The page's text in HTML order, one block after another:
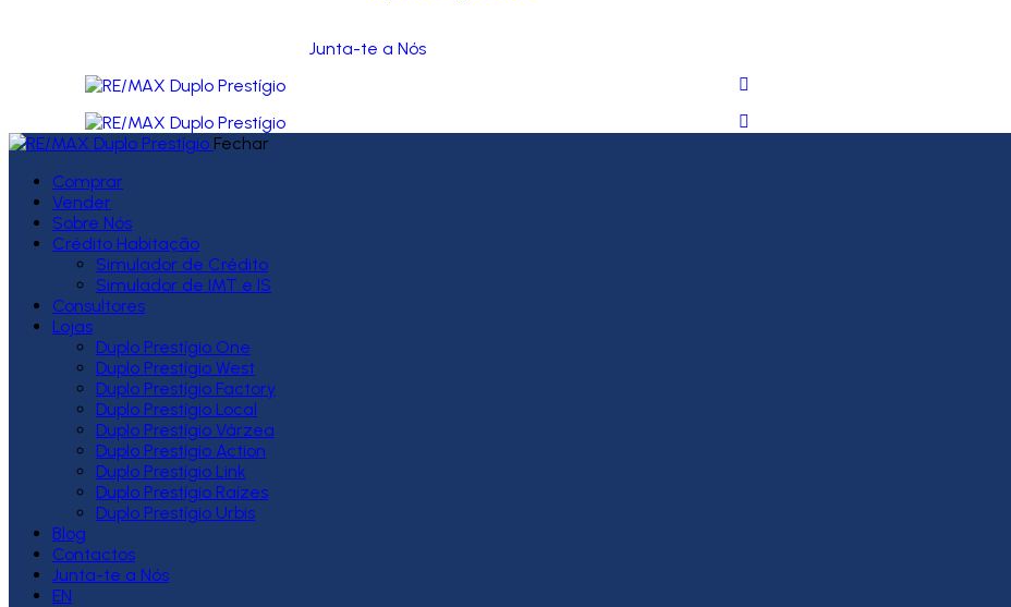
Junta-te a Nós
Fechar
Comprar
Vender
Sobre Nós
Crédito Habitação
Simulador de Crédito
Simulador de IMT e IS
Consultores
Lojas
Duplo Prestígio One
Duplo Prestígio West
Duplo Prestígio Factory
Duplo Prestígio Local
Duplo Prestígio Várzea
Duplo Prestígio Action
Duplo Prestígio Link
Duplo Prestígio Raízes
Duplo Prestígio Urbis
Blog
Contactos
Junta-te a Nós
EN